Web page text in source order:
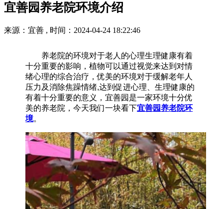
宜善园养老院环境介绍
来源：宜善 , 时间：2024-04-24 18:22:46
养老院的环境对于老人的心理生理健康有着
十分重要的影响，植物可以通过视觉来达到对情
绪心理的综合治疗，优美的环境对于缓解老年人
压力及消除焦躁情绪,达到促进心理、生理健康的
有着十分重要的意义，宜善园是一家环境十分优
美的养老院，今天我们一块看下宜善园养老院环
境‍。